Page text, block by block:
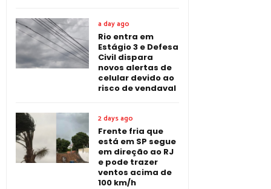
a day ago
Rio entra em
Estágio 3 e Defesa
Civil dispara
novos alertas de
celular devido ao
risco de vendaval
2 days ago
Frente fria que
está em SP segue
em direção ao RJ
e pode trazer
ventos acima de
100 km/h